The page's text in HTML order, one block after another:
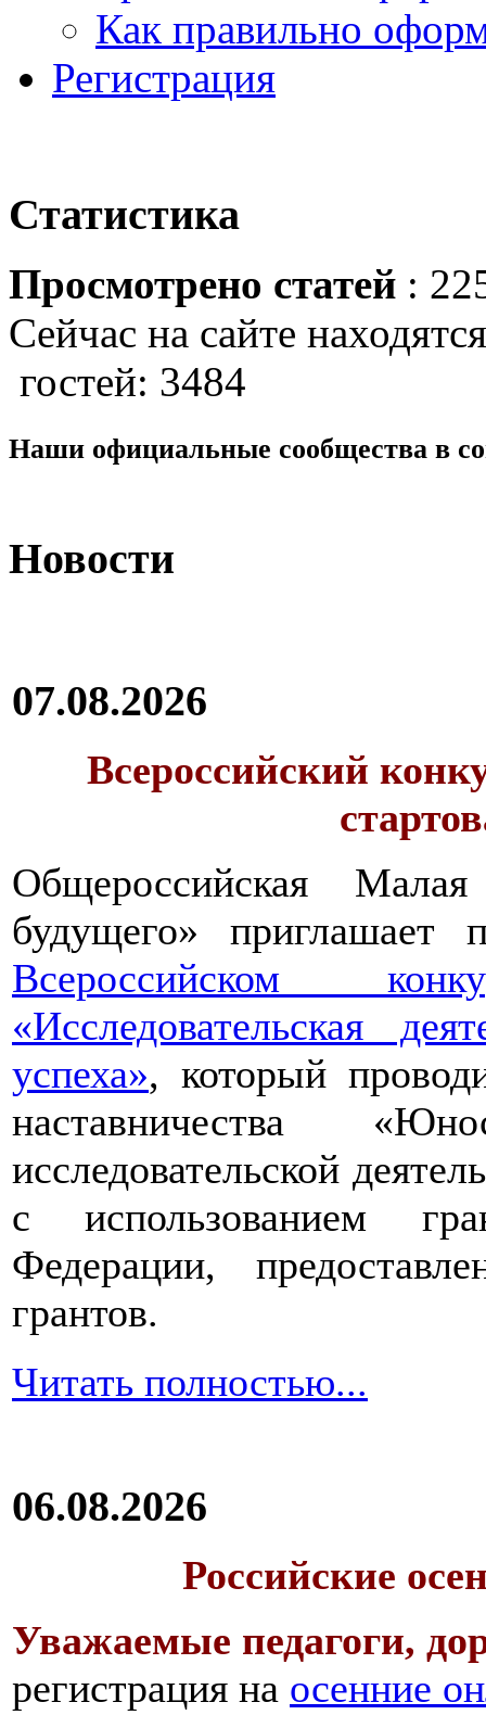
Как правильно
Регистрация
Статистика
Просмотрено статей :
Сейчас на сайте
гостей: 3484
Наши официальные сообщества в
Новости
07.08.2026
Всероссийский
Общероссийская
будущего» приглашает
Всероссийском
«Исследовательская
успеха», который
наставничества
исследовательской
с использованием
Федерации,
грантов.
Читать полностью...
06.08.2026
Российские
Уважаемые педагоги,
регистрация на осенние